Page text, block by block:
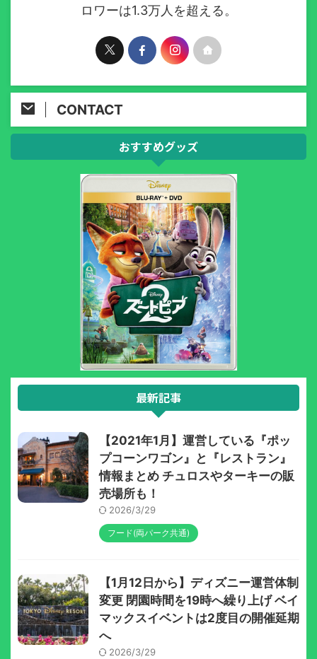
ロワーは1.3万人を超える。
CONTACT
おすすめグッズ
最新記事
【2021年1月】運営している『ポッ
プコーンワゴン』と『レストラン』
情報まとめ チュロスやターキーの販
売場所も！
2026/3/29
フード(両パーク共通)
【1月12日から】ディズニー運営体制
変更 閉園時間を19時へ繰り上げ ベイ
マックスイベントは2度目の開催延期
へ
2026/3/29